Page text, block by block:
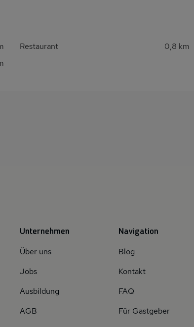
Restaurant
0,8 km
Unternehmen
Über uns
Jobs
Ausbildung
AGB
Navigation
Blog
Kontakt
FAQ
Für Gastgeber